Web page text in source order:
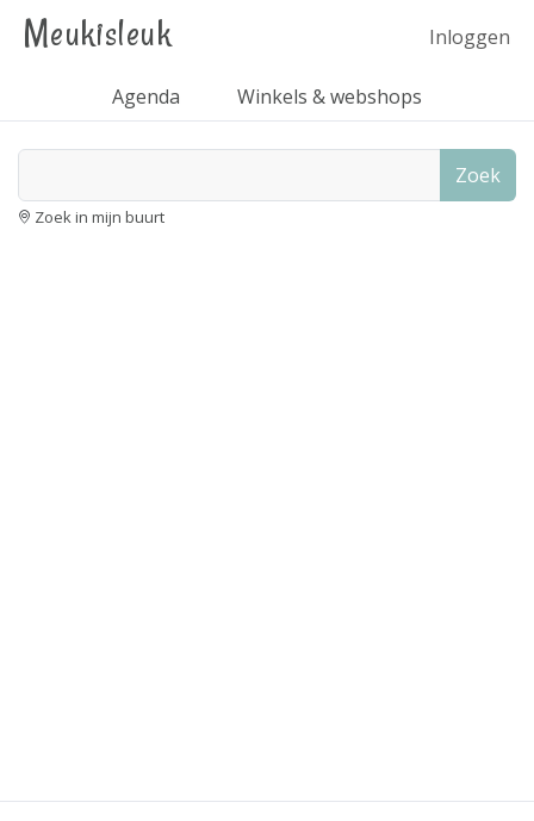
Meukisleuk Inloggen
Agenda Winkels & webshops
Zoek
Zoek in mijn buurt